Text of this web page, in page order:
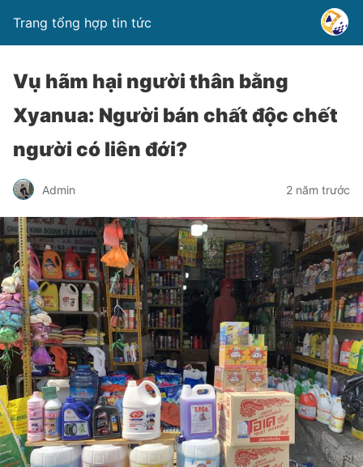
Trang tổng hợp tin tức
Vụ hãm hại người thân bằng
Xyanua: Người bán chất độc chết
người có liên đới?
Admin 2 năm trước